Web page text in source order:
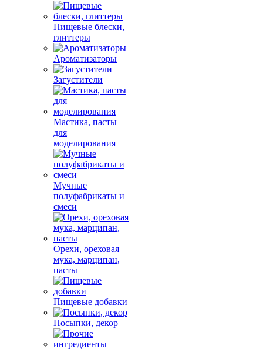
Пищевые блески,
глиттеры
Ароматизаторы
Загустители
Мастика, пасты
для
моделирования
Мучные
полуфабрикаты и
смеси
Орехи, ореховая
мука, марципан,
пасты
Пищевые добавки
Посыпки, декор